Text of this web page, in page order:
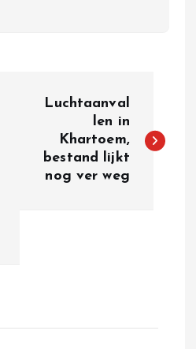
Luchtaanval
len in
Khartoem,
bestand lijkt
nog ver weg